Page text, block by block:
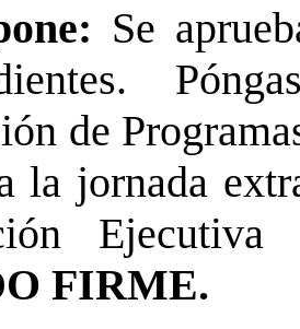
Se
de
la jornada
Ejecutiva
FIRME.